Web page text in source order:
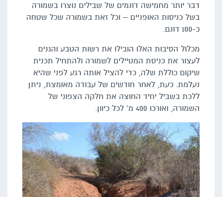
דבר יותר מחמישה דונמים של שבילים נוצרו בשמורה
בשל כניסות האופניים – וכל זאת בשמורה שכל שטחה
כ-100 דונם.
מכלול הסיבות האלו הובילו את רשות הטבע והגנים
לעצור את כניסת המטיילים לשמורה ולהתחיל תכנית
שיקום כוללת שלה, כדי להציל אותה רגע לפני שהיא
נעלמת. כעת, לאחר חודשים של עבודה מאומצת, ניתן
ללכת בשביל יחיד החוצה את חלקה הצפוני של
השמורה, ואורכו 400 מ' לכל כיוון.